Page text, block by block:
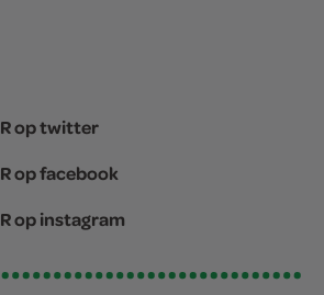
op twitter
op facebook
op instagram